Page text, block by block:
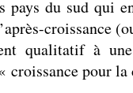
pays du sud qui
croissance
qualitatif à
croissance pour